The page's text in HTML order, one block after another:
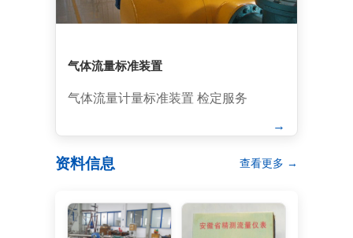
气体流量标准装置
气体流量计量标准装置 检定服务
→
资料信息 查看更多 →